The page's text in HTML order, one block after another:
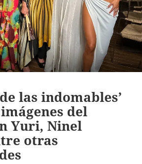
las indomables’
del
Yuri, Ninel
otras